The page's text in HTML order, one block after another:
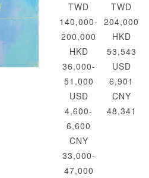
TWD
140,000-
200,000
HKD
36,000-
51,000
USD
4,600-
6,600
CNY
33,000-
47,000
TWD
204,000
HKD
53,543
USD
6,901
CNY
48,341